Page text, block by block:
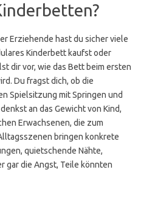
Erziehende hast du sicher viele
Kinderbett kaufst oder
dir vor, wie das Bett beim ersten
Du fragst dich, ob die
Spielsitzung mit Springen und
an das Gewicht von Kind,
Erwachsenen, die zum
bringen konkrete
quietschende Nähte,
gar die Angst, Teile könnten